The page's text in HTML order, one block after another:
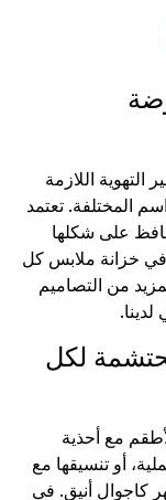
التهوية اللازمة
المختلفة. تعتمد
على شكلها
خزانة ملابس كل
من التصاميم
لدينا.
لكل
مع أحذية
أو تنسيقها مع
كاجوال أنيق. في